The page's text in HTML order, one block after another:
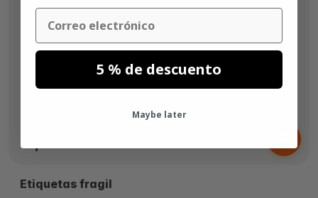
Etiquetas fragil
Email
5 % de descuento
Maybe later